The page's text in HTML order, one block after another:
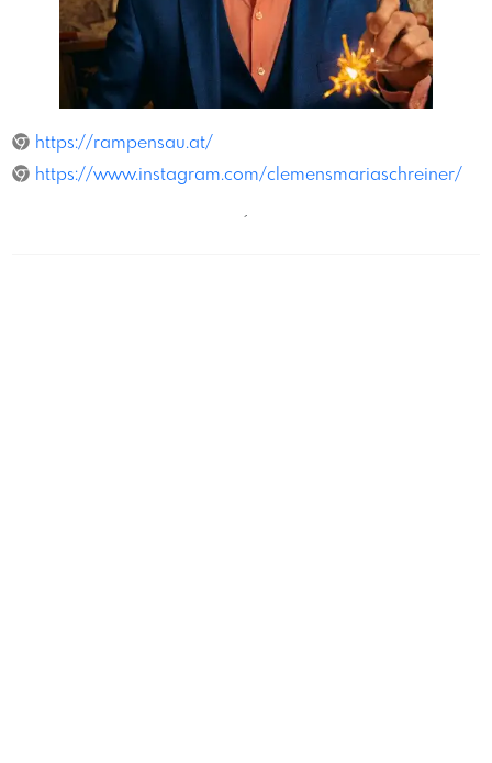
https://rampensau.at/
https://www.instagram.com/clemensmariaschreiner/
´